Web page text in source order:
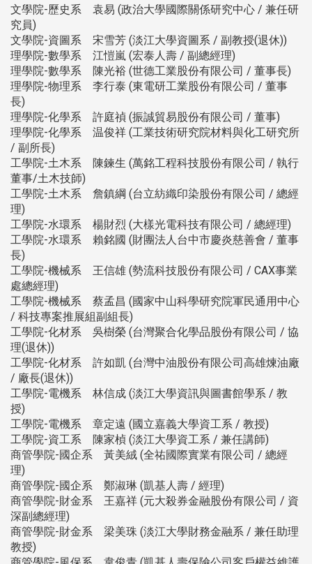
文學院-歷史系 袁易 (政治大學國際關係研究中心 / 兼任研
究員)
文學院-資圖系 宋雪芳 (淡江大學資圖系 / 副教授(退休))
理學院-數學系 江愷嵐 (宏泰人壽 / 副總經理)
理學院-數學系 陳光裕 (世德工業股份有限公司 / 董事長)
理學院-物理系 李行泰 (東電研工業股份有限公司 / 董事
長)
理學院-化學系 許庭禎 (振誠貿易股份有限公司 / 董事)
理學院-化學系 温俊祥 (工業技術研究院材料與化工研究所
/ 副所長)
工學院-土木系 陳鍊生 (萬銘工程科技股份有限公司 / 執行
董事/土木技師)
工學院-土木系 詹鎮綱 (台立紡織印染股份有限公司 / 總經
理)
工學院-水環系 楊財烈 (大樣光電科技有限公司 / 總經理)
工學院-水環系 賴銘國 (財團法人台中市慶炎慈善會 / 董事
長)
工學院-機械系 王信雄 (勢流科技股份有限公司 / CAX事業
處總經理)
工學院-機械系 蔡孟昌 (國家中山科學研究院軍民通用中心
/ 科技專案推展組副組長)
工學院-化材系 吳樹榮 (台灣聚合化學品股份有限公司 / 協
理(退休))
工學院-化材系 許如凱 (台灣中油股份有限公司高雄煉油廠
/ 廠長(退休))
工學院-電機系 林信成 (淡江大學資訊與圖書館學系 / 教
授)
工學院-電機系 章定遠 (國立嘉義大學資工系 / 教授)
工學院-資工系 陳家楨 (淡江大學資工系 / 兼任講師)
商管學院-國企系 黃美絨 (全祐國際實業有限公司 / 總經
理)
商管學院-國企系 鄭淑琳 (凱基人壽 / 經理)
商管學院-財金系 王嘉祥 (元大殺券金融股份有限公司 / 資
深副總經理)
商管學院-財金系 梁美珠 (淡江大學財務金融系 / 兼任助理
教授)